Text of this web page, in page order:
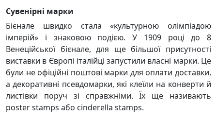
Сувенірні марки
Бієнале швидко стала «культурною олімпіадою
імперій» і знаковою подією. У 1909 році до 8
Венеційської бієнале, для ще більшої присутності
виставки в Європі італійці запустили власні марки. Це
були не офіційні поштові марки для оплати доставки,
а декоративні псевдомарки, які клеїли на конверти й
листівки поруч зі справжніми. Їх ще називають
poster stamps або cinderella stamps.